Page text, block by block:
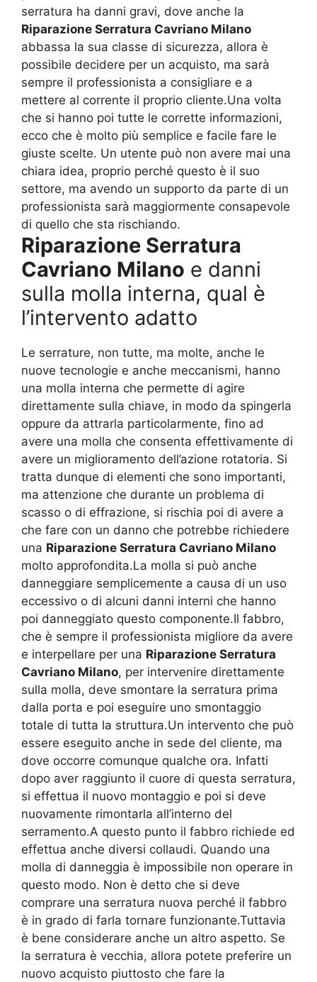
serratura ha danni gravi, dove anche la
Riparazione Serratura Cavriano Milano
abbassa la sua classe di sicurezza, allora è
possibile decidere per un acquisto, ma sarà
sempre il professionista a consigliare e a
mettere al corrente il proprio cliente.Una volta
che si hanno poi tutte le corrette informazioni,
ecco che è molto più semplice e facile fare le
giuste scelte. Un utente può non avere mai una
chiara idea, proprio perché questo è il suo
settore, ma avendo un supporto da parte di un
professionista sarà maggiormente consapevole
di quello che sta rischiando.
Riparazione Serratura
Cavriano Milano e danni
sulla molla interna, qual è
l’intervento adatto
Le serrature, non tutte, ma molte, anche le
nuove tecnologie e anche meccanismi, hanno
una molla interna che permette di agire
direttamente sulla chiave, in modo da spingerla
oppure da attrarla particolarmente, fino ad
avere una molla che consenta effettivamente di
avere un miglioramento dell’azione rotatoria. Si
tratta dunque di elementi che sono importanti,
ma attenzione che durante un problema di
scasso o di effrazione, si rischia poi di avere a
che fare con un danno che potrebbe richiedere
una Riparazione Serratura Cavriano Milano
molto approfondita.La molla si può anche
danneggiare semplicemente a causa di un uso
eccessivo o di alcuni danni interni che hanno
poi danneggiato questo componente.Il fabbro,
che è sempre il professionista migliore da avere
e interpellare per una Riparazione Serratura
Cavriano Milano, per intervenire direttamente
sulla molla, deve smontare la serratura prima
dalla porta e poi eseguire uno smontaggio
totale di tutta la struttura.Un intervento che può
essere eseguito anche in sede del cliente, ma
dove occorre comunque qualche ora. Infatti
dopo aver raggiunto il cuore di questa serratura,
si effettua il nuovo montaggio e poi si deve
nuovamente rimontarla all’interno del
serramento.A questo punto il fabbro richiede ed
effettua anche diversi collaudi. Quando una
molla di danneggia è impossibile non operare in
questo modo. Non è detto che si deve
comprare una serratura nuova perché il fabbro
è in grado di farla tornare funzionante.Tuttavia
è bene considerare anche un altro aspetto. Se
la serratura è vecchia, allora potete preferire un
nuovo acquisto piuttosto che fare la